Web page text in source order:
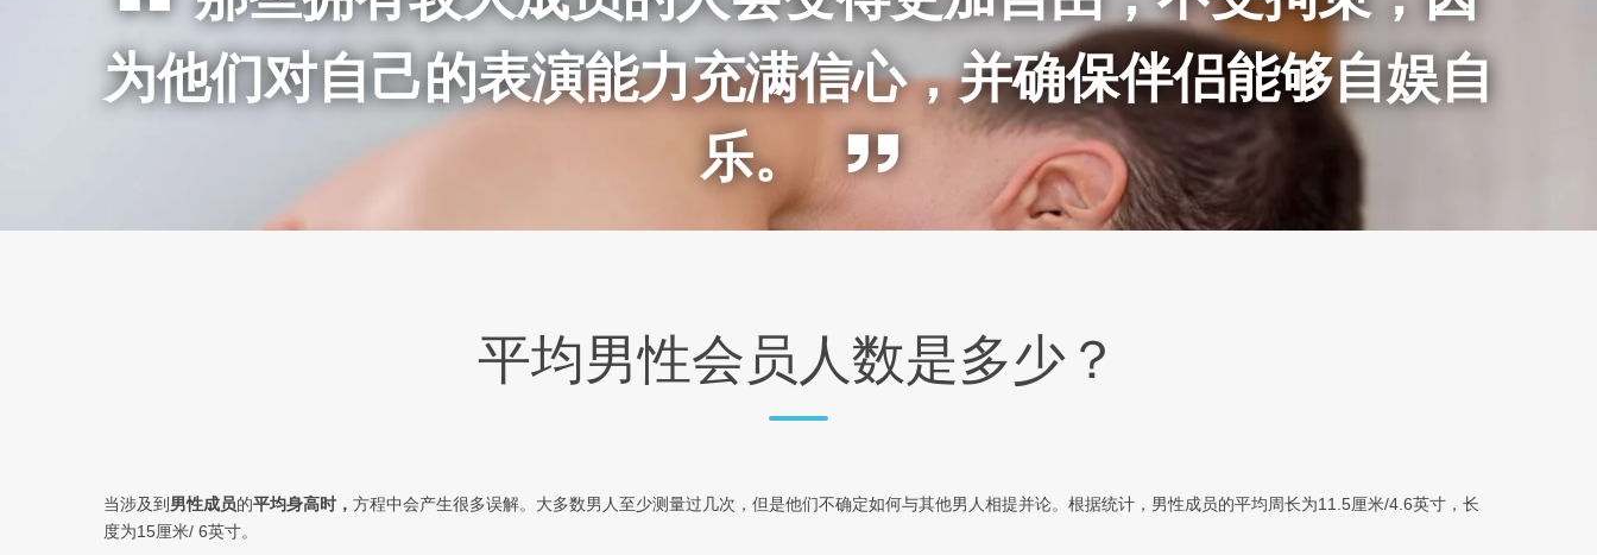
为他们对自己的表演能力充满信心，并确保伴侣能够自娱自
乐。
平均男性会员人数是多少？
当涉及到 男性成员的平均身高时， 方程中会产生很多误解。大多数男人至少测量过几次，但是他们不确定如何与其他男人相提并论。根据统计，男性成员的平均周长为11.5厘米/4.6英寸，长
度为15厘米/ 6英寸。